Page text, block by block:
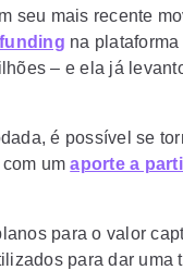
seu mais recente
na
– e ela já
é possível se
com umaporte a
para o valor
para dar uma